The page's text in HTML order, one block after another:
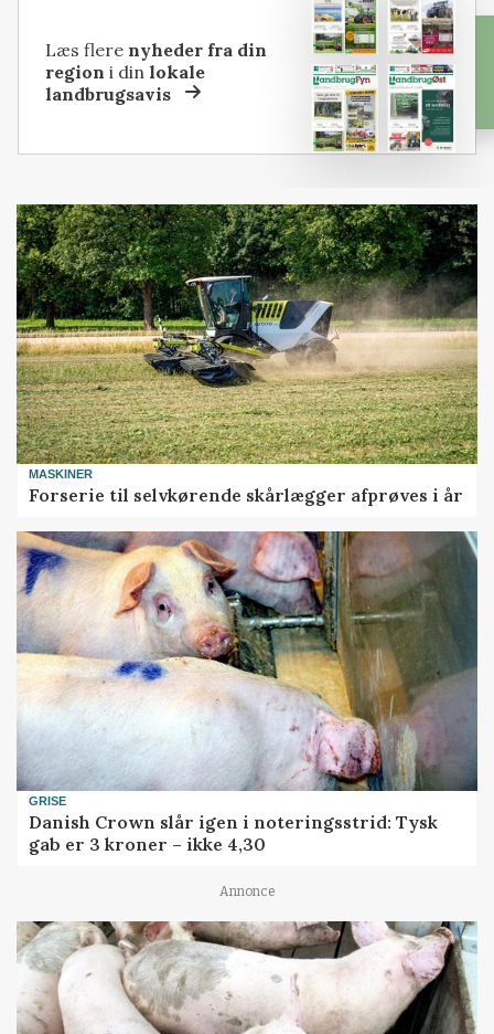
Læs flere nyheder fra din
region i dinlokale
landbrugsavis
MASKINER
Forserie til selvkørende skårlægger afprøves i år
GRISE
Danish Crown slår igen i noteringsstrid: Tysk
gab er 3 kroner – ikke 4,30
Annonce